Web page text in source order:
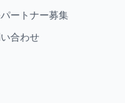
ートナー募集
合わせ